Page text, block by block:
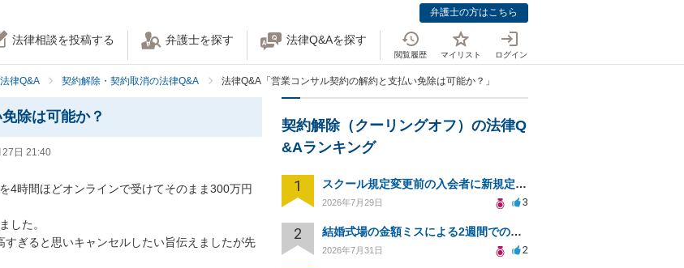
弁護士の方はこちら
法律相談を投稿する 弁護士を探す 法律Q&Aを探す
閲覧履歴 マイリスト ログイン
律Q&A 契約解除・契約取消の法律Q&A 法律Q&A「営業コンサル契約の解約と支払い免除は可能か？」
除は可能か？
日 21:40
4時間ほどオンラインで受けてそのまま300万円
した。
ぎると思いキャンセルしたい旨伝えましたが先
契約解除（クーリングオフ）の法律Q
&Aランキング
1 スクール規定変更前の入会者に新規定は適用されるのか
2026年7月29日 3
2 結婚式場の金額ミスによる2週間での解約。キャンセル料10万円の免除は可能か。
2026年7月31日 2